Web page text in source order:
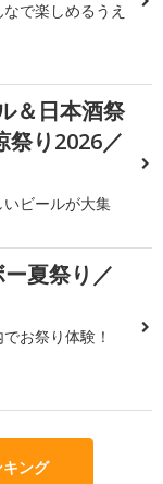
で楽しめるうえ
＆日本酒祭
祭り2026／
ビールが大集
夏祭り／
お祭り体験！
ング